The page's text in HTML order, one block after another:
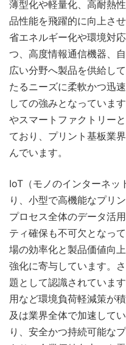
薄型化や軽量化、高耐熱
品性能を飛躍的に向上さ
省エネルギー化や環境対
つ、高度情報通信機器、
広い分野へ製品を供給し
たるニーズに柔軟かつ迅
しての強みとなっていま
やスマートファクトリー
ており、プリント基板業
んでいます。
IoT（モノのインターネッ
り、小型で高機能なプリ
プロセス全体のデータ活
ティ確保も不可欠となっ
場の効率化と製品価値向
強化に寄与しています。
題として認識されていま
用など環境負荷軽減策が
及は業界全体で加速して
り、安全かつ持続可能な